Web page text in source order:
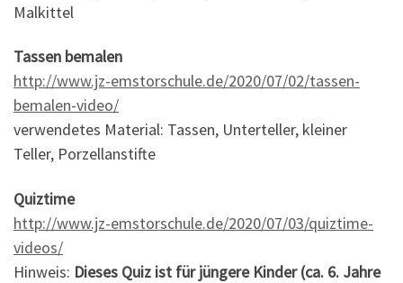
Malkittel
Tassen bemalen
http://www.jz-emstorschule.de/2020/07/02/tassen-
bemalen-video/
verwendetes Material: Tassen, Unterteller, kleiner
Teller, Porzellanstifte
Quiztime
http://www.jz-emstorschule.de/2020/07/03/quiztime-
videos/
Hinweis: Dieses Quiz ist für jüngere Kinder (ca. 6. Jahre